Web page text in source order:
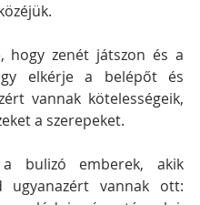
hogy zenét játszon és a
elkérje a belépőt és
vannak kötelességeik,
a szerepeket.
bulizó emberek, akik
ugyanazért vannak ott: